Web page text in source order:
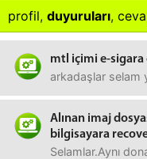
profil, duyuruları,
mtl içimi e-sigara
arkadaşlar selam
Alınan imaj
bilgisayara
Selamlar.Aynı